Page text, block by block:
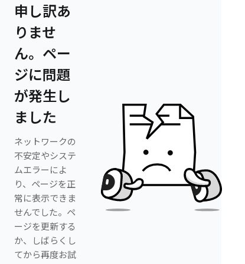
申し訳あ
りませ
ん。ペー
ジに問題
が発生し
ました
ネットワークの
不安定やシステ
ムエラーによ
り、ページを正
常に表示できま
せんでした。ペ
ージを更新する
か、しばらくし
てから再度お試